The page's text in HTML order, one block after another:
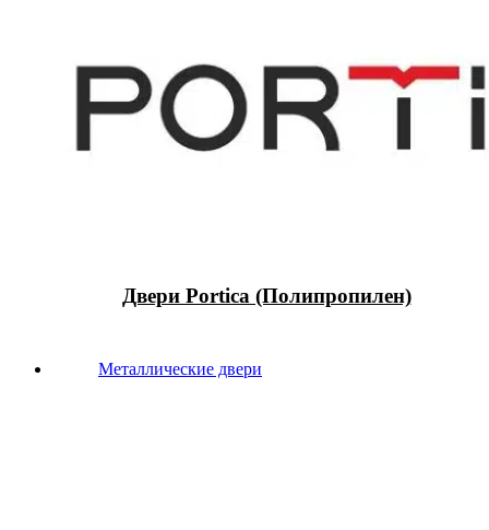
Двери Portica (Полипропилен)
Металлические двери